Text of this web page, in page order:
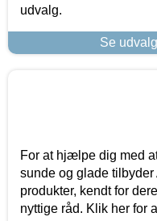
udvalg.
Se
For at hjælpe dig med
sunde og glade
produkter, kendt for
nyttige råd. Klik her for